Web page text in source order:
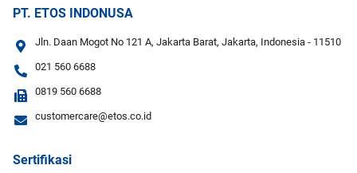
PT. ETOS INDONUSA
Jln. Daan Mogot No 121 A, Jakarta Barat, Jakarta, Indonesia - 11510
021 560 6688
0819 560 6688
customercare@etos.co.id
Sertifikasi